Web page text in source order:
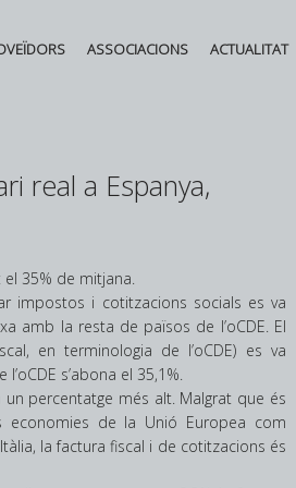
ASSOCIACIONS ACTUALITAT
real a Espanya,
el 35% de mitjana.
impostos i cotitzacions socials es va
amb la resta de països de l’oCDE. El
en terminologia de l’oCDE) es va
s’abona el 35,1%.
un percentatge més alt. Malgrat que és
de la Unió Europea com
la factura fiscal i de cotitzacions és
El auge de las bajas
eleva el gasto de la
Posted in
Federació d'Hostaleria